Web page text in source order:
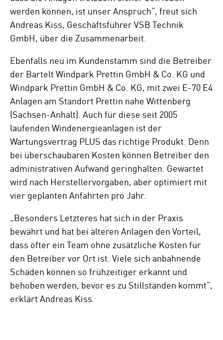
werden können, ist unser Anspruch“, freut sich
Andreas Kiss, Geschäftsführer VSB Technik
GmbH, über die Zusammenarbeit.
Ebenfalls neu im Kundenstamm sind die Betreiber
der Bartelt Windpark Prettin GmbH & Co. KG und
Windpark Prettin GmbH & Co. KG, mit zwei E-70 E4
Anlagen am Standort Prettin nahe Wittenberg
(Sachsen-Anhalt). Auch für diese seit 2005
laufenden Windenergieanlagen ist der
Wartungsvertrag PLUS das richtige Produkt. Denn
bei überschaubaren Kosten können Betreiber den
administrativen Aufwand geringhalten. Gewartet
wird nach Herstellervorgaben, aber optimiert mit
vier geplanten Anfahrten pro Jahr.
„Besonders Letzteres hat sich in der Praxis
bewährt und hat bei älteren Anlagen den Vorteil,
dass öfter ein Team ohne zusätzliche Kosten für
den Betreiber vor Ort ist. Viele sich anbahnende
Schäden können so frühzeitiger erkannt und
behoben werden, bevor es zu Stillständen kommt“,
erklärt Andreas Kiss.